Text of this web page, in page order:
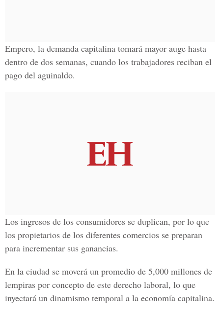
Empero, la demanda capitalina tomará mayor auge hasta
dentro de dos semanas, cuando los trabajadores reciban el
pago del aguinaldo.
Los ingresos de los consumidores se duplican, por lo que
los propietarios de los diferentes comercios se preparan
para incrementar sus ganancias.
En la ciudad se moverá un promedio de 5,000 millones de
lempiras por concepto de este derecho laboral, lo que
inyectará un dinamismo temporal a la economía capitalina.